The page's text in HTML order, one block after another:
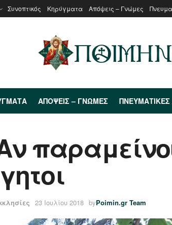
Συνοπτικός Κηρύγματα Απόψεις – Γνώμες
ΑΠΌΨΕΙΣ – ΓΝΏΜΕΣ ΠΝΕΥΜΑΤΙΚΈΣ
23 Ιουλίου 2018 byPoimin.gr Team